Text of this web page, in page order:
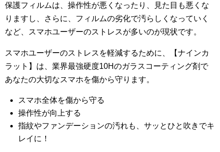
保護フィルムは、操作性が悪くなったり、見た目も悪くな
りますし、さらに、フィルムの劣化で汚らしくなっていく
など、スマホユーザーのストレスが多いのが現状です。
スマホユーザーのストレスを軽減するために、【ナインカ
ラット】は、業界最強硬度10Hのガラスコーティング剤で
あなたの大切なスマホを傷から守ります。
スマホ全体を傷から守る
操作性が向上する
指紋やファンデーションの汚れも、サッとひと吹きでキ
レイに！